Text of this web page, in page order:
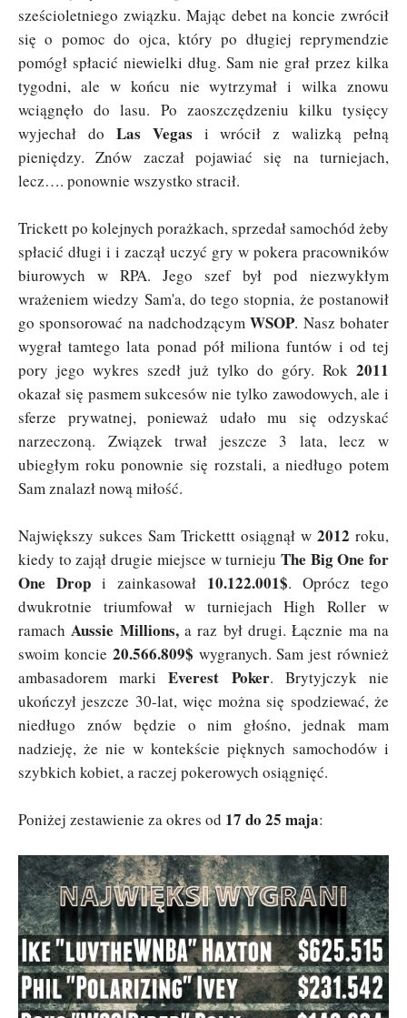
sześcioletniego związku. Mając debet na koncie zwrócił
się o pomoc do ojca, który po długiej reprymendzie
pomógł spłacić niewielki dług. Sam nie grał przez kilka
tygodni, ale w końcu nie wytrzymał i wilka znowu
wciągnęło do lasu. Po zaoszczędzeniu kilku tysięcy
wyjechał do Las Vegas i wrócił z walizką pełną
pieniędzy. Znów zaczał pojawiać się na turniejach,
lecz…. ponownie wszystko stracił.
Trickett po kolejnych porażkach, sprzedał samochód żeby
spłacić długi i i zaczął uczyć gry w pokera pracowników
biurowych w RPA. Jego szef był pod niezwykłym
wrażeniem wiedzy Sam'a, do tego stopnia, że postanowił
go sponsorować na nadchodzącymWSOP. Nasz bohater
wygrał tamtego lata ponad pół miliona funtów i od tej
pory jego wykres szedł już tylko do góry. Rok 2011
okazał się pasmem sukcesów nie tylko zawodowych, ale i
sferze prywatnej, ponieważ udało mu się odzyskać
narzeczoną. Związek trwał jeszcze 3 lata, lecz w
ubiegłym roku ponownie się rozstali, a niedługo potem
Sam znalazł nową miłość.
Największy sukces Sam Trickettt osiągnął w 2012 roku,
kiedy to zajął drugie miejsce w turnieju The Big One for
One Drop i zainkasował 10.122.001$. Oprócz tego
dwukrotnie triumfował w turniejach High Roller w
ramachAussie Millions,a raz był drugi. Łącznie ma na
swoim koncie 20.566.809$ wygranych. Sam jest również
ambasadorem markiEverest Poker. Brytyjczyk nie
ukończył jeszcze 30-lat, więc można się spodziewać, że
niedługo znów będzie o nim głośno, jednak mam
nadzieję, że nie w kontekście pięknych samochodów i
szybkich kobiet, a raczej pokerowych osiągnięć.
Poniżej zestawienie za okres od 17 do 25 maja: